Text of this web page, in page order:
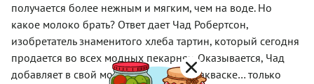
получается более нежным и мягким, чем на воде. Но
какое молоко брать? Ответ дает Чад Робертсон,
изобретатель знаменитого хлеба тартин, который сегодня
продается во всех модных пекарнях. Оказывается, Чад
добавляет в свой молочный хлеб на закваске… только